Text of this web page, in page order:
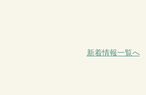
新着情報一覧へ